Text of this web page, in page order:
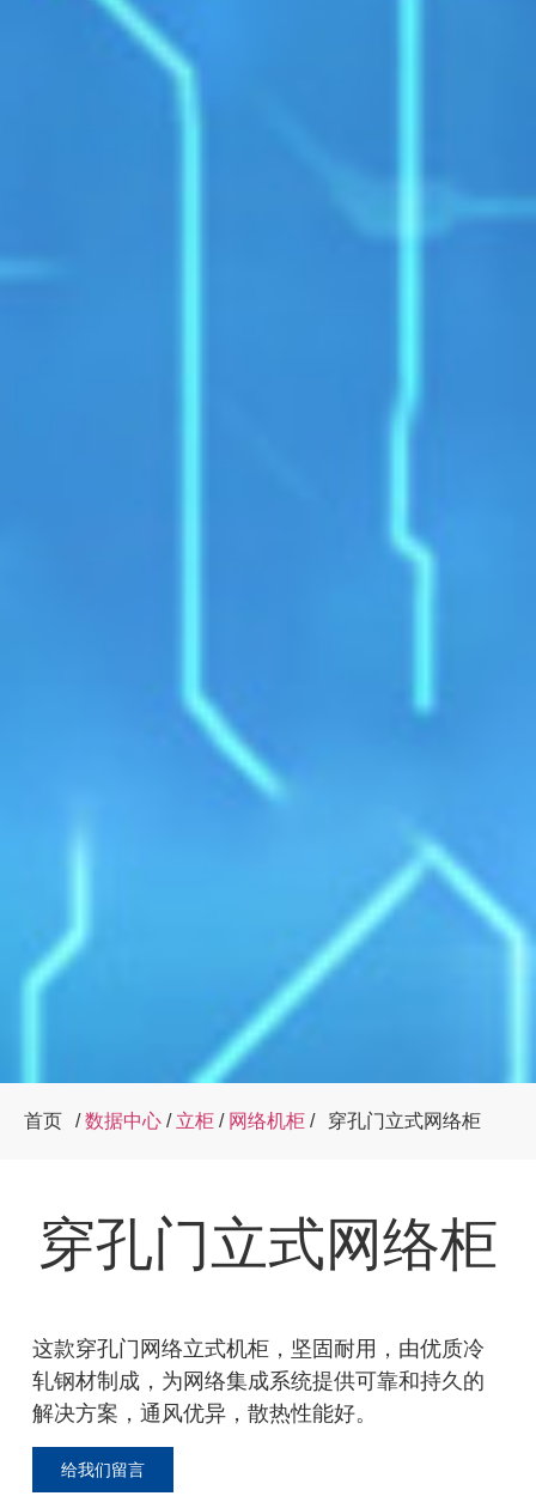
首页 /数据中心 / 立柜 / 网络机柜 / 穿孔门立式网络柜
穿孔门立式网络柜
这款穿孔门网络立式机柜，坚固耐用，由优质冷
轧钢材制成，为网络集成系统提供可靠和持久的
解决方案，通风优异，散热性能好。
给我们留言